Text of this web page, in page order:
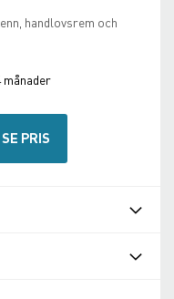
handlovsrem och
månader
PRIS